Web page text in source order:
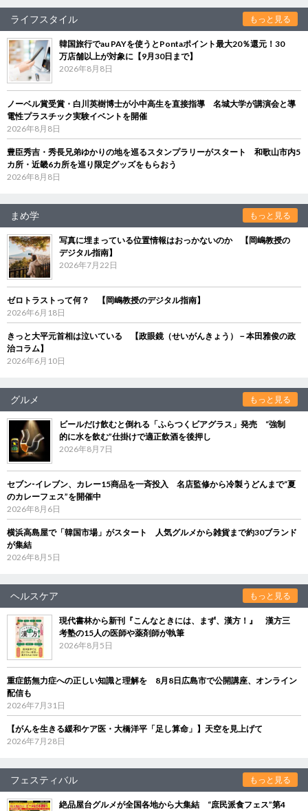
ライフスタイル もっと見る
韓国旅行でau PAYを使うとPontaポイント最大20％還元！30
万店舗以上が対象に【9月30日まで】
2026年8月8日
ノーベル賞受賞・白川英樹博士が小中高生を直接指導 名城大学が講演会と導
電性プラスチック実験イベントを開催
2026年8月8日
豊臣秀吉・秀長兄弟ゆかりの地を巡るスタンプラリーがスタート 和歌山市内5
カ所・近畿6カ所を巡り限定グッズをもらおう
2026年8月8日
まめ学 もっと見る
写真に埋まっている位置情報はおっかないのか 【岡嶋教授の
デジタル指南】
2026年7月22日
ゼロトラストって何？ 【岡嶋教授のデジタル指南】
2026年6月18日
きっと大平元首相は泣いている 【政眼鏡（せいがんきょう）－本田雅俊の政
治コラム】
2026年6月10日
グルメ もっと見る
ビールだけ飲むと倒れる「ふらつくビアグラス」発売 “強制
的に水を飲む”仕掛けで適正飲酒を後押し
2026年8月7日
セブン‐イレブン、カレー15商品を一斉投入 名店監修から冷製うどんまで“夏
のカレーフェス”を開催中
2026年8月6日
横浜高島屋で「韓国市場」がスタート 人気グルメから雑貨まで約30ブランド
が集結
2026年8月5日
ヘルスケア もっと見る
現代書林から新刊『こんなときには、まず、漢方！』 漢方三
考塾の15人の医師や薬剤師が執筆
2026年8月5日
重症筋無力症への正しい知識と理解を 8月8日広島市で公開講座、オンライン
配信も
2026年7月31日
【がんを生きる緩和ケア医・大橋洋平「足し算命」】天空を見上げて
2026年7月28日
フェスティバル もっと見る
絶品屋台グルメが全国各地から大集結 “庶民派食フェス”第4